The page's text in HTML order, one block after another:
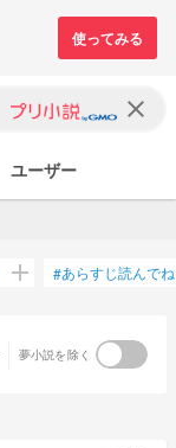
clear
ユーザー
add #あらすじ読んでね
夢小説を除く